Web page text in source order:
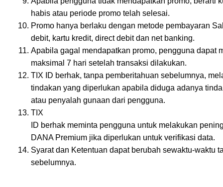
habis atau periode promo telah selesai.
Promo hanya berlaku dengan metode pembayaran
debit, kartu kredit, direct debit dan net banking.
Apabila gagal mendapatkan promo, pengguna dapat
maksimal 7 hari setelah transaksi dilakukan.
TIX ID berhak, tanpa pemberitahuan sebelumnya,
tindakan yang diperlukan apabila diduga adanya
atau penyalah gunaan dari pengguna.
TIX
ID berhak meminta pengguna untuk melakukan
DANA Premium jika diperlukan untuk verifikasi data.
Syarat dan Ketentuan dapat berubah sewaktu-waktu
sebelumnya.